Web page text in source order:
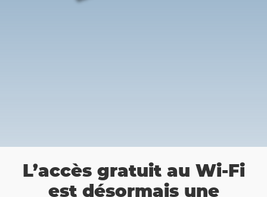
L’accès gratuit au Wi-Fi
est désormais une